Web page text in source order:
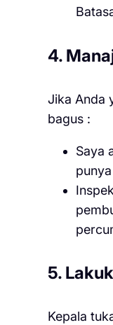
4.
Jika Anda
bagus :
Saya
5.
Kepala